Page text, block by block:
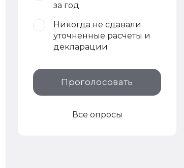
за год
Никогда не сдавали
уточненные расчеты и
декларации
Проголосовать
Все опросы